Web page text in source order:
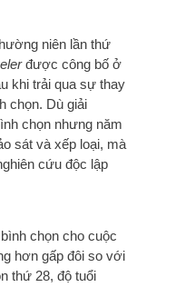
niên lần thứ
được công bố ở
khi trải qua sự thay
chọn. Dù giải
chọn nhưng năm
sát và xếp loại, mà
cứu độc lập
chọn cho cuộc
hơn gấp đôi so với
thứ 28, độ tuổi